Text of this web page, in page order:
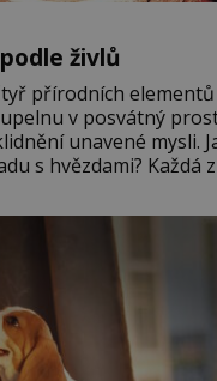
živlů
přírodních
v posvátný
unavené mysli.
s hvězdami? Každá
naší pokožky.
znamení Berana, Lva a
a neutuchající elán.